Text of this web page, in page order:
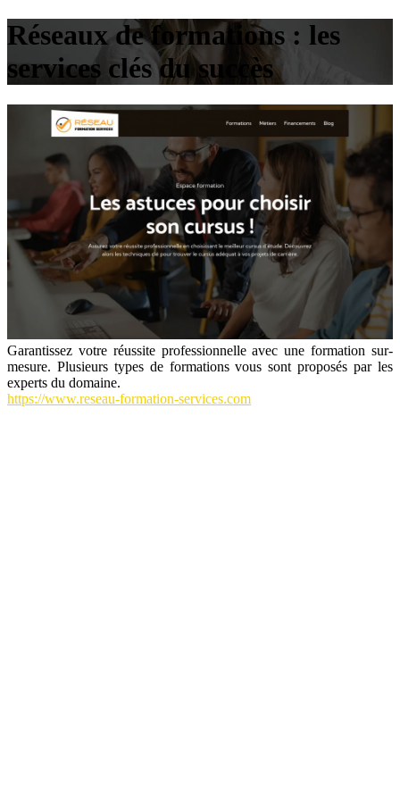
Réseaux de formations : les
services clés du succès
Garantissez votre réussite professionnelle avec une formation sur-
mesure. Plusieurs types de formations vous sont proposés par les
experts du domaine.
https://www.reseau-formation-services.com